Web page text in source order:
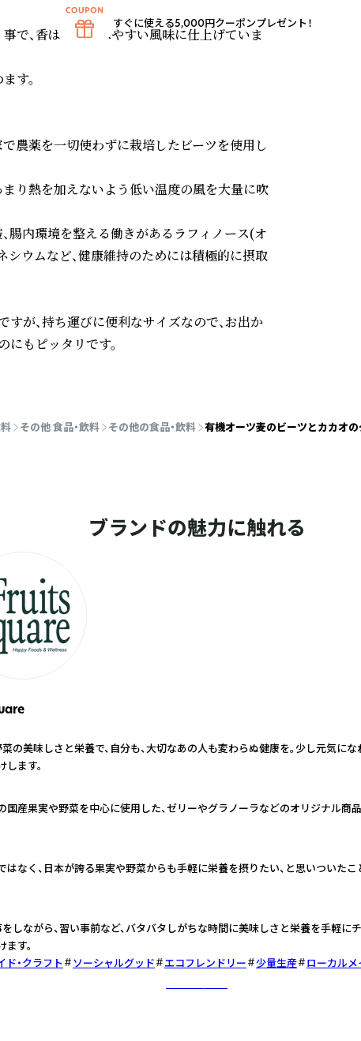
で、香ばしく食べやすい風味に仕上げていま
す。
農薬を一切使わずに栽培したビーツを使用し
り熱を加えないよう低い温度の風を大量に吹
腸内環境を整える働きがあるラフィノース(オ
シウムなど、健康維持のためには積極的に摂取
が、持ち運びに便利なサイズなので、お出か
もピッタリです。
その他 食品・飲料 その他の食品・飲料 有機オーツ麦のビーツとカカオ
ブランドの魅力に触れる
菜の美味しさと栄養で、自分も、大切なあの人も変わらぬ健康を。少し元気に
ます。
国産果実や野菜を中心に使用した、ゼリーやグラノーラなどのオリジナル商
はなく、日本が誇る果実や野菜からも手軽に栄養を摂りたい、と思いついた
をしながら、習い事前など、バタバタしがちな時間に美味しさと栄養を手軽に
す。
ド・クラフト
ソーシャルグッド エコフレンドリー 少量生産
ローカルメ
すぐに使える5,000円クーポンプレゼント！